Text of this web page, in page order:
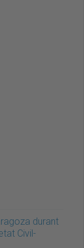
durant
Civil-